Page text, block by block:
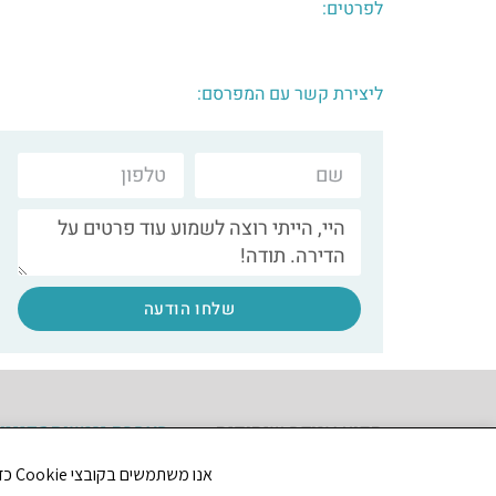
לפרטים:
ליצירת קשר עם המפרסם:
שלחו הודעה
תקוע אגודה שיתופית הצהרת נגישות
אנו משתמשים בקובצי Cookie כדי לשפר את חווית הגלישה שלך ולנתח את תנועת הגולשים באתר. האם את/ה מסכים/ה לשימוש בקובצי Cookie?